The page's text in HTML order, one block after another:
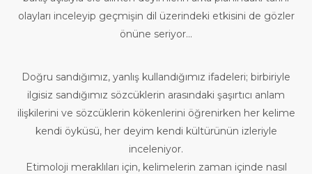
olayları inceleyip geçmişin dil üzerindeki etkisini de gözler
önüne seriyor...
Doğru sandığımız, yanlış kullandığımız ifadeleri; birbiriyle
ilgisiz sandığımız sözcüklerin arasındaki şaşırtıcı anlam
ilişkilerini ve sözcüklerin kökenlerini öğrenirken her kelime
kendi öyküsü, her deyim kendi kültürünün izleriyle
inceleniyor.
Etimoloji meraklıları için, kelimelerin zaman içinde nasıl